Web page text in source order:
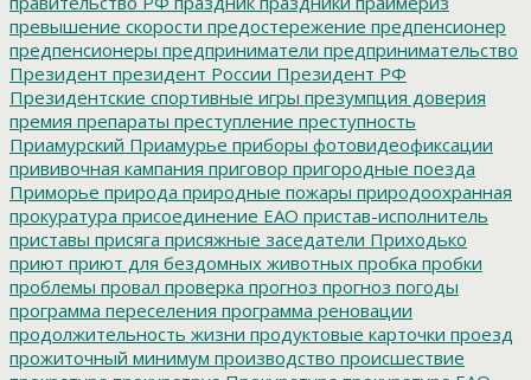
превышение скорости предостережение предпенсионер
предпенсионеры предприниматели предпринимательство
Президент президент России Президент РФ
Президентские спортивные игры презумпция доверия
премия препараты преступление преступность
Приамурский Приамурье приборы фотовидеофиксации
прививочная кампания приговор пригородные поезда
Приморье природа природные пожары природоохранная
прокуратура присоединение ЕАО пристав-исполнитель
приставы присяга присяжные заседатели Приходько
приют приют для бездомных животных пробка пробки
проблемы провал проверка прогноз прогноз погоды
программа переселения программа реновации
продолжительность жизни продуктовые карточки проезд
прожиточный минимум производство происшествие